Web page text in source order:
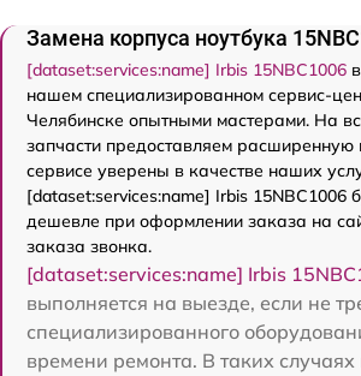
Замена корпуса ноутбука
[dataset:services:name] Irbis 15NBC1006
нашем специализированном сервис-
Челябинске опытными мастерами. На
запчасти предоставляем
сервисе уверены в качестве наших
[dataset:services:name] Irbis 15NBC1006
дешевле при оформлении заказа на
заказа звонка.
[dataset:services:name] Irbis
выполняется на выезде, если не
специализированного
времени ремонта. В таких